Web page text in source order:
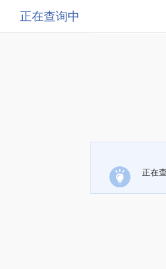
正在查询中
正在